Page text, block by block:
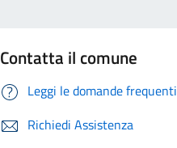
Contatta il comune
Leggi le domande frequenti
Richiedi Assistenza